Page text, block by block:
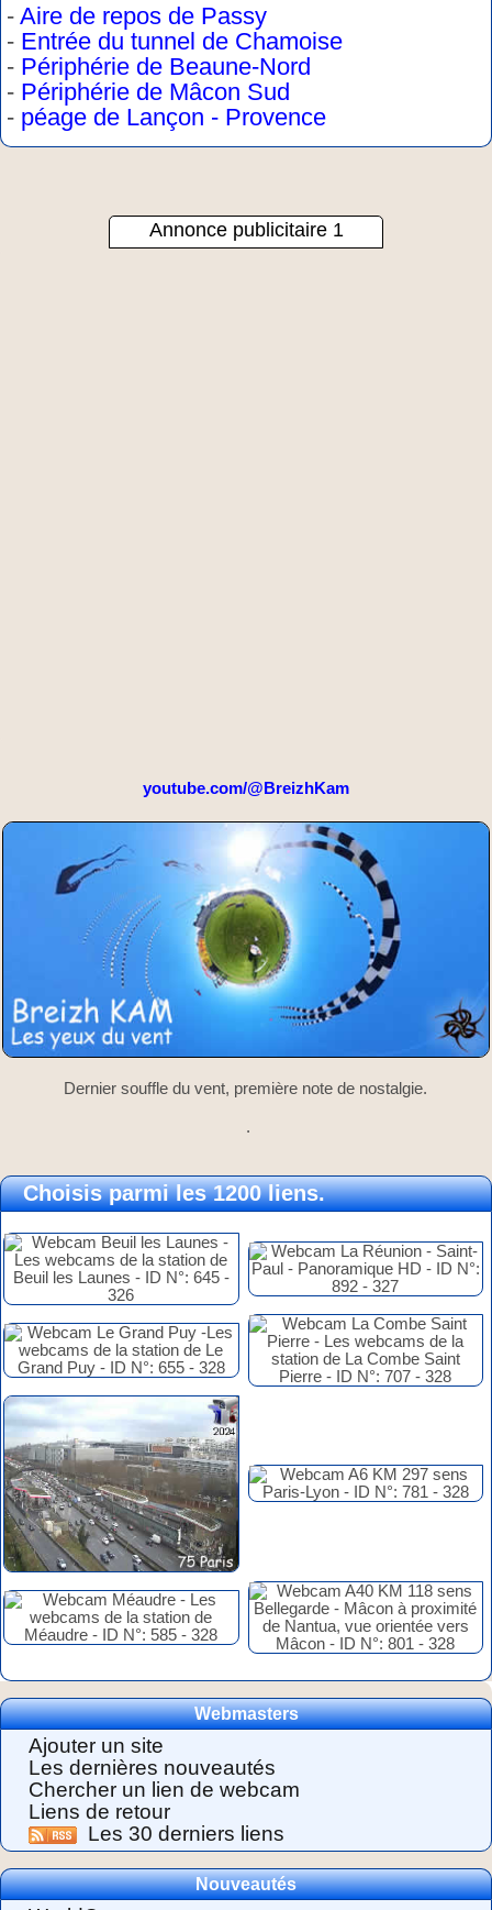
- Aire de repos de Passy
- Entrée du tunnel de Chamoise
- Périphérie de Beaune-Nord
- Périphérie de Mâcon Sud
- péage de Lançon - Provence
Annonce publicitaire 1
youtube.com/@BreizhKam
Dernier souffle du vent, première note de nostalgie.
.
Choisis parmi les 1200 liens.
Webmasters
Ajouter un site
Les dernières nouveautés
Chercher un lien de webcam
Liens de retour
Les 30 derniers liens
Nouveautés